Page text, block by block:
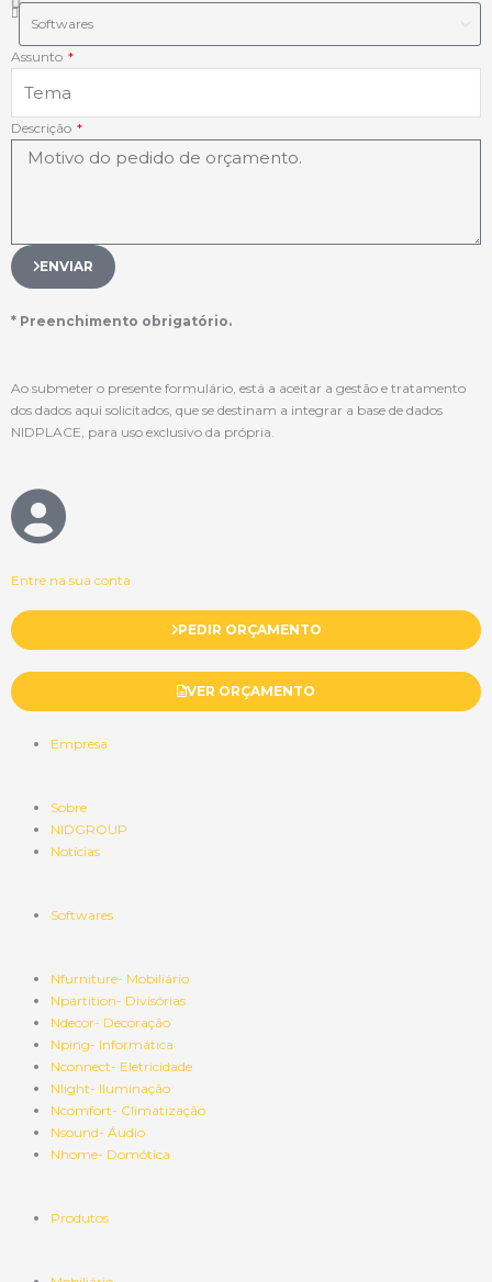
Assunto
Descrição
ENVIAR
* Preenchimento obrigatório.
Ao submeter o presente formulário, está a aceitar a gestão e tratamento
dos dados aqui solicitados, que se destinam a integrar a base de dados
NIDPLACE, para uso exclusivo da própria.
Entre na sua conta
PEDIR ORÇAMENTO
VER ORÇAMENTO
Empresa
Sobre
NIDGROUP
Notícias
Softwares
Nfurniture- Mobiliário
Npartition- Divisórias
Ndecor- Decoração
Nping- Informática
Nconnect- Eletricidade
Nlight- Iluminação
Ncomfort- Climatização
Nsound- Áudio
Nhome- Domótica
Produtos